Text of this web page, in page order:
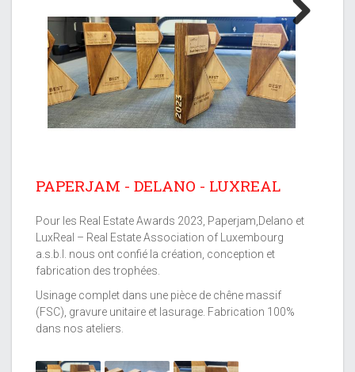
Next
PAPERJAM - DELANO - LUXREAL
Pour les Real Estate Awards 2023, Paperjam,Delano et
LuxReal – Real Estate Association of Luxembourg
a.s.b.l. nous ont confié la création, conception et
fabrication des trophées.
Usinage complet dans une pièce de chêne massif
(FSC), gravure unitaire et lasurage. Fabrication 100%
dans nos ateliers.